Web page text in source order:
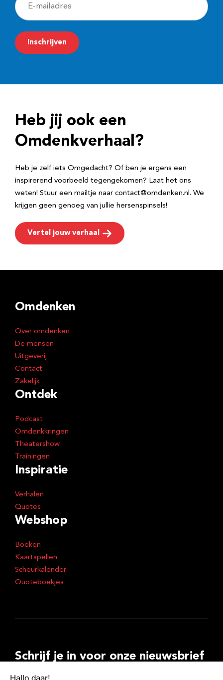
-
m
a
r
e
Inschrijven
Heb jij ook een
Omdenkverhaal?
Heb je zelf iets Omgedacht? Of ben je ergens een
inspirerend voorbeeld tegengekomen? Laat het ons
weten! Stuur een mailtje naar contact@omdenken.nl. We
krijgen geen genoeg van jullie hersenspinsels!
Vertel jouw verhaal
Omdenken
Over omdenken
De mensen
Uitgeverij
Contact
Zakelijk
Ontdek
Podcast
Omdenkkringen
Theatershow
Trainingen
Inspiratie
Verhalen
Quotes
Webshop
Boeken
Kaartspellen
Scheurkalender
Quoteboekjes
Schrijf je in voor onze nieuwsbrief